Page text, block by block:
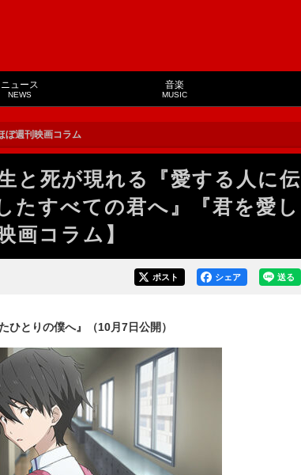
ニュース
NEWS
音楽
MUSIC
ぼ週刊映画コラム
と死が現れる『愛する人に伝
たすべての君へ』『君を愛し
画コラム】
送る
シェア
ポスト
ひとりの僕へ』（10月7日公開）